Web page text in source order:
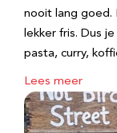
nooit lang goed.
lekker fris. Dus
pasta, curry,
Lees meer